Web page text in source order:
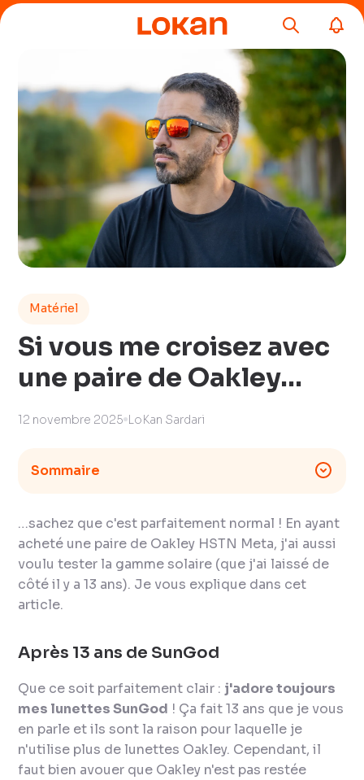
Matériel
Si vous me croisez avec
une paire de Oakley…
12 novembre 2025 LoKan Sardari
Sommaire
…sachez que c'est parfaitement normal ! En ayant
acheté une paire de Oakley HSTN Meta, j'ai aussi
voulu tester la gamme solaire (que j'ai laissé de
côté il y a 13 ans). Je vous explique dans cet
article.
Après 13 ans de SunGod
Que ce soit parfaitement clair : j'adore toujours
mes lunettes SunGod ! Ça fait 13 ans que je vous
en parle et ils sont la raison pour laquelle je
n'utilise plus de lunettes Oakley. Cependant, il
faut bien avouer que Oakley n'est pas restée